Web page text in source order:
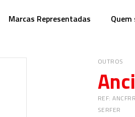
Marcas Representadas Quem
OUTROS
REF:
SERFER